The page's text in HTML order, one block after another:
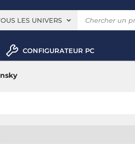
LES UNIVERS
CONFIGURATEUR PC